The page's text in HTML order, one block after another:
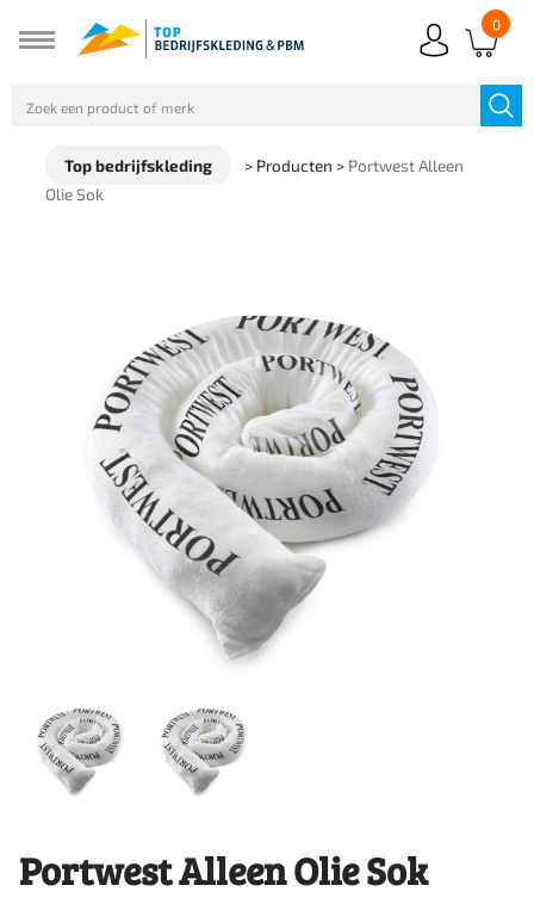
0
Top bedrijfskleding > Producten > Portwest Alleen
Olie Sok
Portwest Alleen Olie Sok